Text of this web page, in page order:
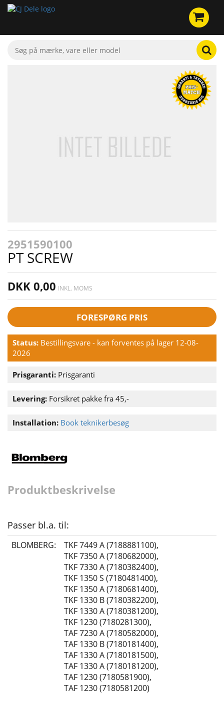
2951590100
PT SCREW
DKK 0,00 INKL. MOMS
FORESPØRG PRIS
Status: Bestillingsvare - kan forventes på lager 12-08-
2026
Prisgaranti: Prisgaranti
Levering: Forsikret pakke fra 45,-
Installation: Book teknikerbesøg
Produktbeskrivelse
Passer bl.a. til:
BLOMBERG: TKF 7449 A (7188881100),
TKF 7350 A (7180682000),
TKF 7330 A (7180382400),
TKF 1350 S (7180481400),
TKF 1350 A (7180681400),
TKF 1330 B (7180382200),
TKF 1330 A (7180381200),
TKF 1230 (7180281300),
TAF 7230 A (7180582000),
TAF 1330 B (7180181400),
TAF 1330 A (7180181500),
TAF 1330 A (7180181200),
TAF 1230 (7180581900),
TAF 1230 (7180581200)